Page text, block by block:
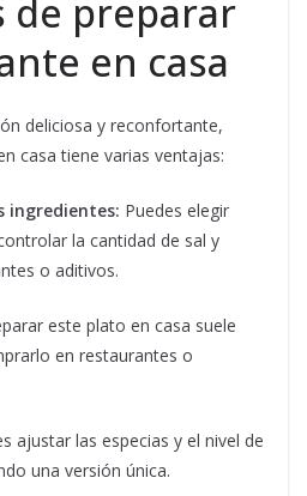
de preparar
en casa
deliciosa y reconfortante,
casa tiene varias ventajas:
ingredientes: Puedes elegir
la cantidad de sal y
o aditivos.
este plato en casa suele
en restaurantes o
ajustar las especias y el nivel de
una versión única.